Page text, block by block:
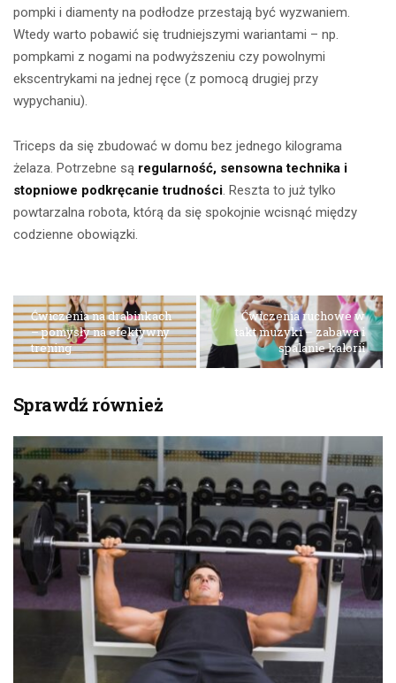
pompki i diamenty na podłodze przestają być wyzwaniem.
Wtedy warto pobawić się trudniejszymi wariantami – np.
pompkami z nogami na podwyższeniu czy powolnymi
ekscentrykami na jednej ręce (z pomocą drugiej przy
wypychaniu).
Triceps da się zbudować w domu bez jednego kilograma
żelaza. Potrzebne są regularność, sensowna technika i
stopniowe podkręcanie trudności. Reszta to już tylko
powtarzalna robota, którą da się spokojnie wcisnąć między
codzienne obowiązki.
Ćwiczenia na drabinkach
– pomysły na efektywny
trening
Ćwiczenia ruchowe w
takt muzyki – zabawa i
spalanie kalorii
Sprawdź również